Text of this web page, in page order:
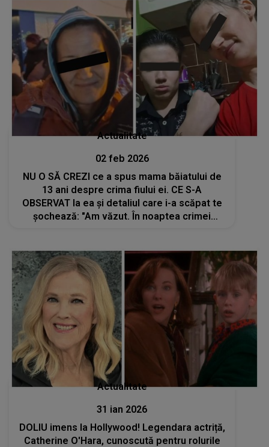
Actualitate
02 feb 2026
NU O SĂ CREZI ce a spus mama băiatului de
13 ani despre crima fiului ei. CE S-A
OBSERVAT la ea și detaliul care i-a scăpat te
șochează: "Am văzut. În noaptea crimei
Actualitate
31 ian 2026
DOLIU imens la Hollywood! Legendara actriță,
Catherine O'Hara, cunoscută pentru rolurile